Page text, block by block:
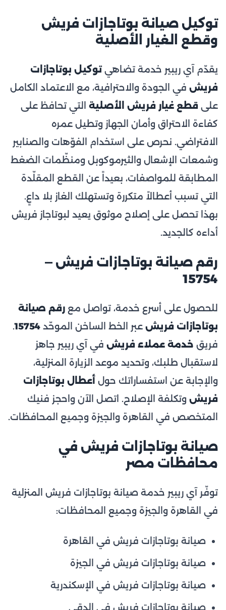
توكيل صيانة بوتاجازات فريش
وقطع الغيار الأصلية
يقدّم آي ريبير خدمة تضاهيتوكيل بوتاجازات
فريش في الجودة والاحترافية، مع الاعتماد الكامل
على قطع غيار فريش الأصلية التي تحافظ على
كفاءة الاحتراق وأمان الجهاز وتطيل عمره
الافتراضي. نحرص على استخدام الفوّهات والصنابير
وشمعات الإشعال والثيرموكوبل ومنظّمات الضغط
المطابقة للمواصفات، بعيداً عن القطع المقلّدة
التي تسبب أعطالاً متكررة وتستهلك الغاز بلا داعٍ.
بهذا تحصل على إصلاح موثوق يعيد لبوتاجاز فريش
أداءه كالجديد.
رقم صيانة بوتاجازات فريش —
15754
للحصول على أسرع خدمة، تواصل مع رقم صيانة
بوتاجازات فريش عبر الخط الساخن الموحّد 15754
.
فريق خدمة عملاء فريش في آي ريبير جاهز
لاستقبال طلبك، وتحديد موعد الزيارة المنزلية،
والإجابة عن استفساراتك حول أعطال بوتاجازات
فريش وتكلفة الإصلاح. اتصل الآن واحجز فنيك
المتخصص في القاهرة والجيزة وجميع المحافظات.
صيانة بوتاجازات فريش في
محافظات مصر
توفّر آي ريبير خدمة صيانة بوتاجازات فريش المنزلية
في القاهرة والجيزة وجميع المحافظات:
صيانة بوتاجازات فريش في القاهرة
صيانة بوتاجازات فريش في الجيزة
صيانة بوتاجازات فريش في الإسكندرية
صيانة بوتاجازات فريش في الدقي